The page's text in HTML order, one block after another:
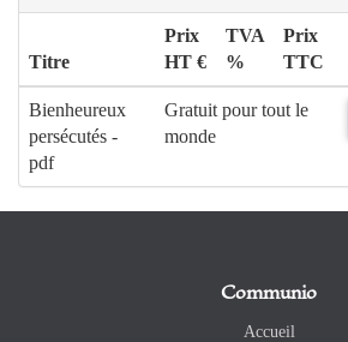
Titre
Prix
HT €
TVA
%
Prix
TTC
Bienheureux
persécutés -
pdf
Gratuit pour tout le
monde
Communio
Accueil